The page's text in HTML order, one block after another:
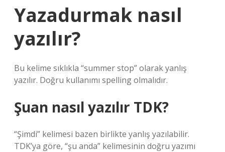
Yazadurmak nasıl
yazılır?
Bu kelime sıklıkla “summer stop” olarak yanlış
yazılır. Doğru kullanımı spelling olmalıdır.
Şuan nasıl yazılır TDK?
“Şimdi” kelimesi bazen birlikte yanlış yazılabilir.
TDK’ya göre, “şu anda” kelimesinin doğru yazımı